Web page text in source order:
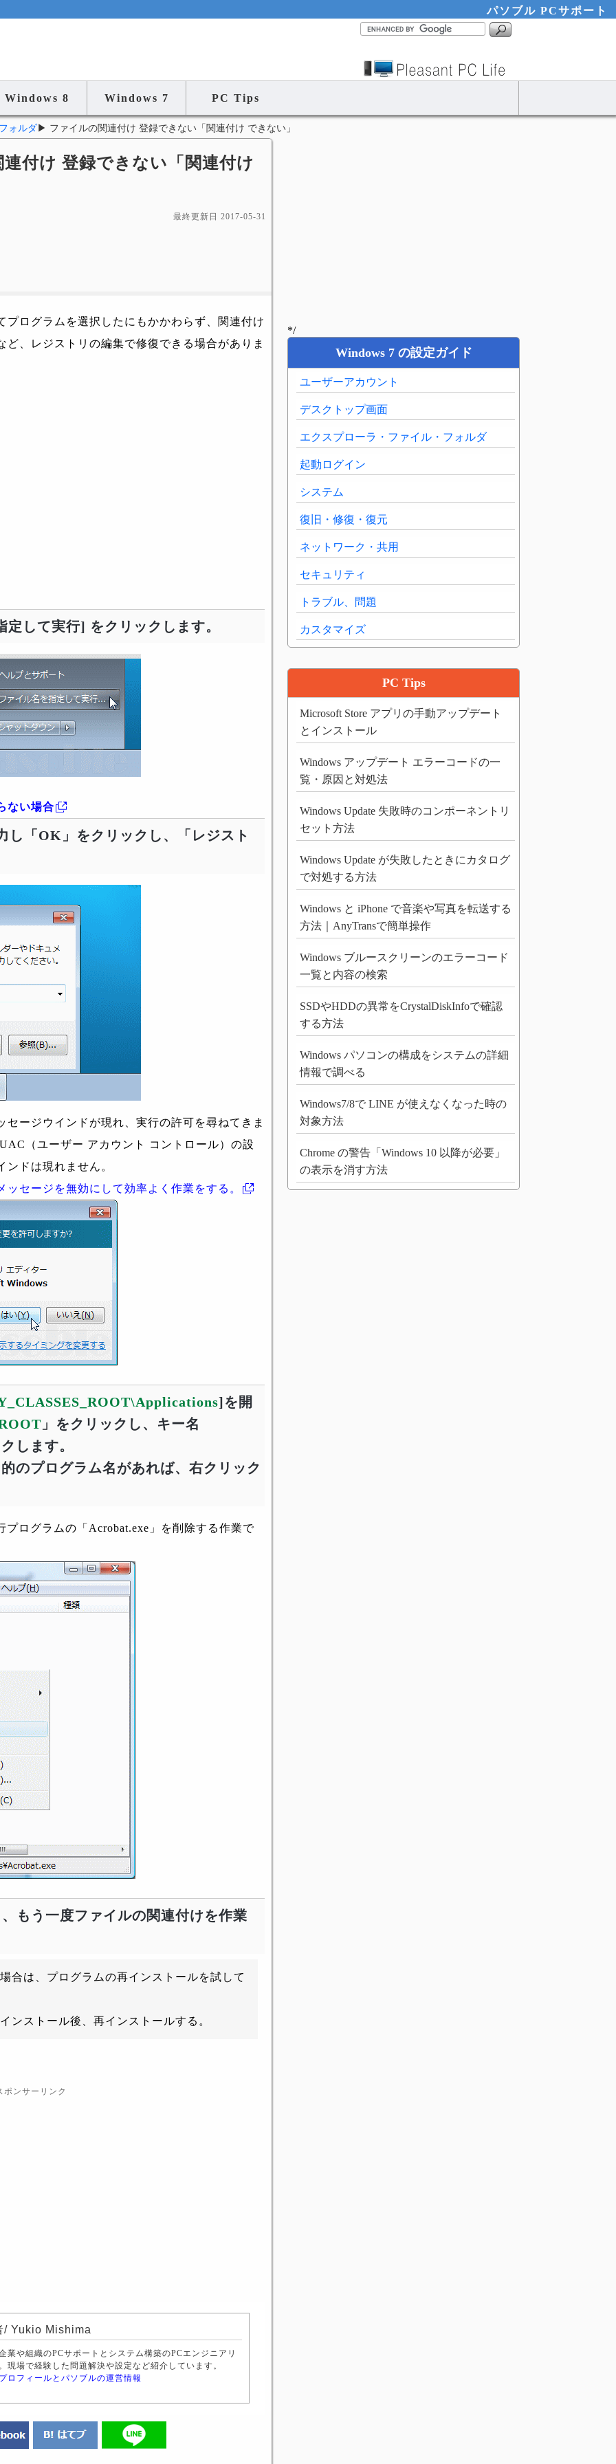
パソブル PCサポート
Windows 8 Windows 7 PC Tips
ォルダ ▶ ファイルの関連付け 登録できない「関連付け できない」
付け 登録できない「関連付け
最終更新日 2017-05-31
プログラムを選択したにもかかわらず、関連付け
、レジストリの編集で修復できる場合がありま
して実行] をクリックします。
ない場合
し「OK」をクリックし、「レジスト
ージウインドが現れ、実行の許可を尋ねてきま
（ユーザー アカウント コントロール）の設
ドは現れません。
セージを無効にして効率よく作業をする。
]を開
」をクリックし、キー名
します。
のプログラム名があれば、右クリック
ログラムの「Acrobat.exe」を削除する作業で
もう一度ファイルの関連付けを作業
合は、プログラムの再インストールを試して
ンストール後、再インストールする。
ポンサーリンク
/ Yukio Mishima
業や組織のPCサポートとシステム構築のPCエンジニアリ
現場で経験した問題解決や設定など紹介しています。
ロフィールとパソブルの運営情報
*/
Windows 7 の設定ガイド
ユーザーアカウント
デスクトップ画面
エクスプローラ・ファイル・フォルダ
起動ログイン
システム
復旧・修復・復元
ネットワーク・共用
セキュリティ
トラブル、問題
カスタマイズ
PC Tips
Microsoft Store アプリの手動アップデート
とインストール
Windows アップデート エラーコードの一
覧・原因と対処法
Windows Update 失敗時のコンポーネントリ
セット方法
Windows Update が失敗したときにカタログ
で対処する方法
Windows と iPhone で音楽や写真を転送する
方法｜AnyTransで簡単操作
Windows ブルースクリーンのエラーコード
一覧と内容の検索
SSDやHDDの異常をCrystalDiskInfoで確認
する方法
Windows パソコンの構成をシステムの詳細
情報で調べる
Windows7/8で LINE が使えなくなった時の
対象方法
Chrome の警告「Windows 10 以降が必要」
の表示を消す方法